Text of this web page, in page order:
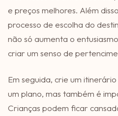
e preços melhores. Além
processo de escolha do
não só aumenta o
criar um senso de
Em seguida, crie um
um plano, mas também é
Crianças podem ficar